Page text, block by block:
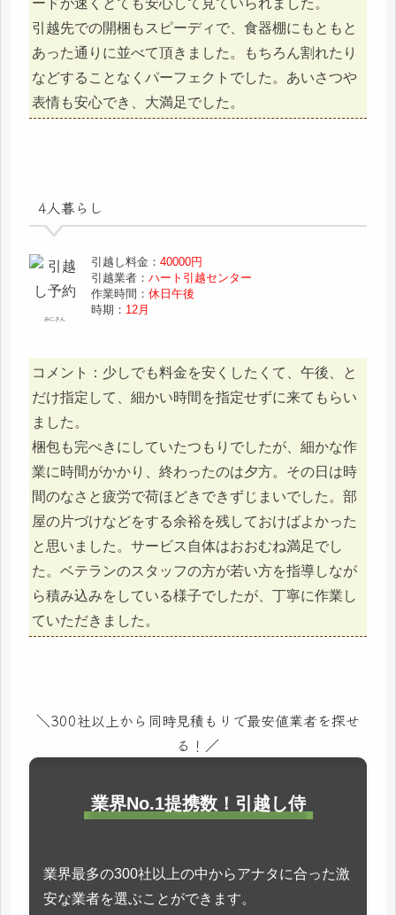
ードが速くとても安心して見ていられました。
引越先での開梱もスピーディで、食器棚にもともと
あった通りに並べて頂きました。もちろん割れたり
などすることなくパーフェクトでした。あいさつや
表情も安心でき、大満足でした。
4人暮らし
みにさん
引越し料金：40000円
引越業者：ハート引越センター
作業時間：休日午後
時期： 12月
コメント：少しでも料金を安くしたくて、午後、と
だけ指定して、細かい時間を指定せずに来てもらい
ました。
梱包も完ぺきにしていたつもりでしたが、細かな作
業に時間がかかり、終わったのは夕方。その日は時
間のなさと疲労で荷ほどきできずじまいでした。部
屋の片づけなどをする余裕を残しておけばよかった
と思いました。サービス自体はおおむね満足でし
た。ベテランのスタッフの方が若い方を指導しなが
ら積み込みをしている様子でしたが、丁寧に作業し
ていただきました。
＼300社以上から同時見積もりで最安値業者を探せ
る！／
業界No.1提携数！引越し侍
業界最多の300社以上の中からアナタに合った激
安な業者を選ぶことができます。